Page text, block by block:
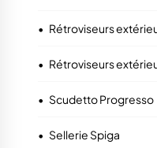
• Rétroviseurs
• Rétroviseurs
• Scudetto Progresso
• Sellerie Spiga